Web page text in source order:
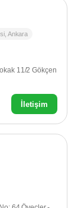
Ankara
11/2 Gökçen
İletişim